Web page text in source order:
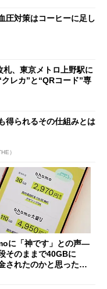
圧対策はコーヒーに足し
、東京メトロ上野駅に
レカ”と“QRコード”専
得られるその仕組みとは
）
に「神です」との声―
そのままで40GBに
されたのかと思った」